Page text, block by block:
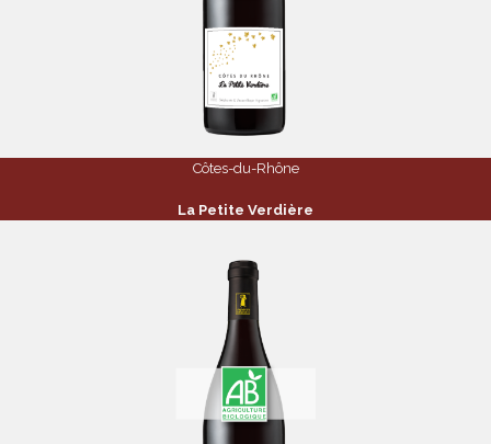
Côtes-du-Rhône
La Petite Verdière